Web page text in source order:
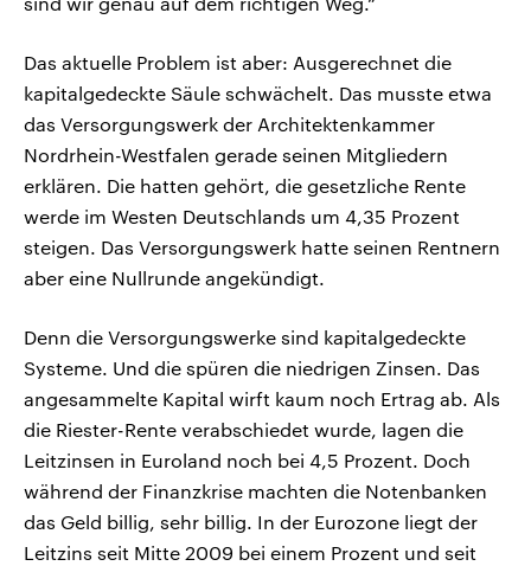
Das aktuelle Problem ist aber: Ausgerechnet die
kapitalgedeckte Säule schwächelt. Das musste etwa
das Versorgungswerk der Architektenkammer
Nordrhein-Westfalen gerade seinen Mitgliedern
erklären. Die hatten gehört, die gesetzliche Rente
werde im Westen Deutschlands um 4,35 Prozent
steigen. Das Versorgungswerk hatte seinen Rentnern
aber eine Nullrunde angekündigt.
Denn die Versorgungswerke sind kapitalgedeckte
Systeme. Und die spüren die niedrigen Zinsen. Das
angesammelte Kapital wirft kaum noch Ertrag ab. Als
die Riester-Rente verabschiedet wurde, lagen die
Leitzinsen in Euroland noch bei 4,5 Prozent. Doch
während der Finanzkrise machten die Notenbanken
das Geld billig, sehr billig. In der Eurozone liegt der
Leitzins seit Mitte 2009 bei einem Prozent und seit